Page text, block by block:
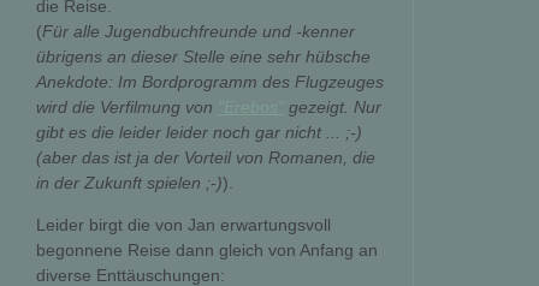
die Reise.
(Für alle Jugendbuchfreunde und -kenner
übrigens an dieser Stelle eine sehr hübsche
Anekdote: Im Bordprogramm des Flugzeuges
wird die Verfilmung von
gezeigt. Nur
gibt es die leider leider noch gar nicht ... ;-)
(aber das ist ja der Vorteil von Romanen, die
in der Zukunft spielen ;-)).
Leider birgt die von Jan erwartungsvoll
begonnene Reise dann gleich von Anfang an
diverse Enttäuschungen: